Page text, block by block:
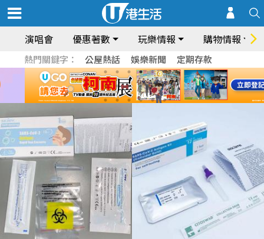
演唱會 優惠著數 玩樂情報 購物情報
熱門關鍵字： 公屋熱話 娛樂新聞 定期存款